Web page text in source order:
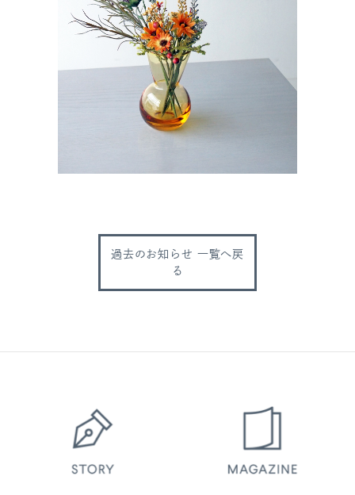
過去のお知らせ 一覧へ戻
る